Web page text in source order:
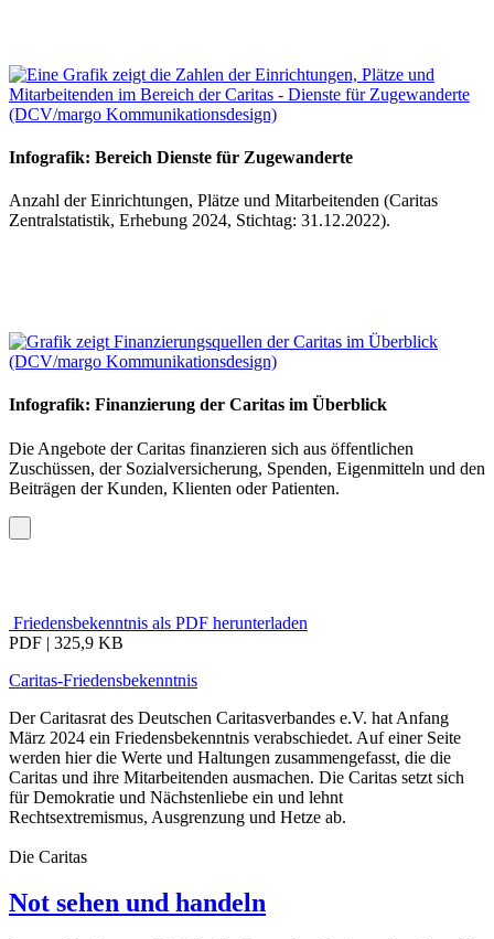
Infografik: Bereich Dienste für Zugewanderte
Anzahl der Einrichtungen, Plätze und Mitarbeitenden (Caritas
Zentralstatistik, Erhebung 2024, Stichtag: 31.12.2022).
Infografik: Finanzierung der Caritas im Überblick
Die Angebote der Caritas finanzieren sich aus öffentlichen
Zuschüssen, der Sozialversicherung, Spenden, Eigenmitteln und den
Beiträgen der Kunden, Klienten oder Patienten.
Friedensbekenntnis als PDF herunterladen
PDF | 325,9 KB
Caritas-Friedensbekenntnis
Der Caritasrat des Deutschen Caritasverbandes e.V. hat Anfang
März 2024 ein Friedensbekenntnis verabschiedet. Auf einer Seite
werden hier die Werte und Haltungen zusammengefasst, die die
Caritas und ihre Mitarbeitenden ausmachen. Die Caritas setzt sich
für Demokratie und Nächstenliebe ein und lehnt
Rechtsextremismus, Ausgrenzung und Hetze ab.
Die Caritas
Not sehen und handeln